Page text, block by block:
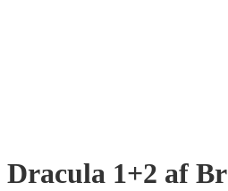
Dracula 1+2 af